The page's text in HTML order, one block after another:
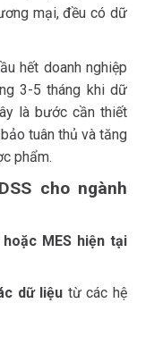
mại, đều có dữ
hết doanh nghiệp
3-5 tháng khi dữ
là bước cần thiết
tuân thủ và tăng
phẩm.
cho ngành
hoặc MES hiện tại
dữ liệu từ các hệ